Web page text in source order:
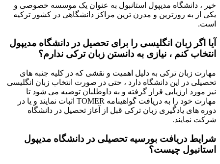
خیر ، دانشگاه مدیپول استانبول به عنوان یک موسسه خصوصی و
یکی از به روزترین و مدرن ترین مراکز دانشگاهی در کشور ترکیه
است.
آیا اگر زبان انگلیسی را برای تحصیل در دانشگاه مدیپول
انتخاب کنم ، نیازی به دانستن زبان ترکی ندارم؟
مهارت زبان ترکی به دلیل اهمیت و نقشی که در کلیه جنبه های
تحصیلی در این دانشگاه دارد ، حتی در صورت انتخاب زبان انگلیسی
نیز مورد ارزیابی قرار گرفته و به داوطلبان توصیه می شود تا
مهارت خود را به دریافت گواهینامه TOMER اثبات نمایند و یا در
دوره های یادگیری زبان ترکی قبل از آغاز تحصیل در دانشگاه
شرکت نمایند.
شرایط دریافت بورسیه تحصیلی در دانشگاه مدیپول
استانبول چیست؟